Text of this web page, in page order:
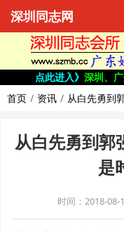
深圳同志网
点此进入》 深圳、
首页
资讯 从白先勇到
从白先勇到郭
是
时间：2018-08-